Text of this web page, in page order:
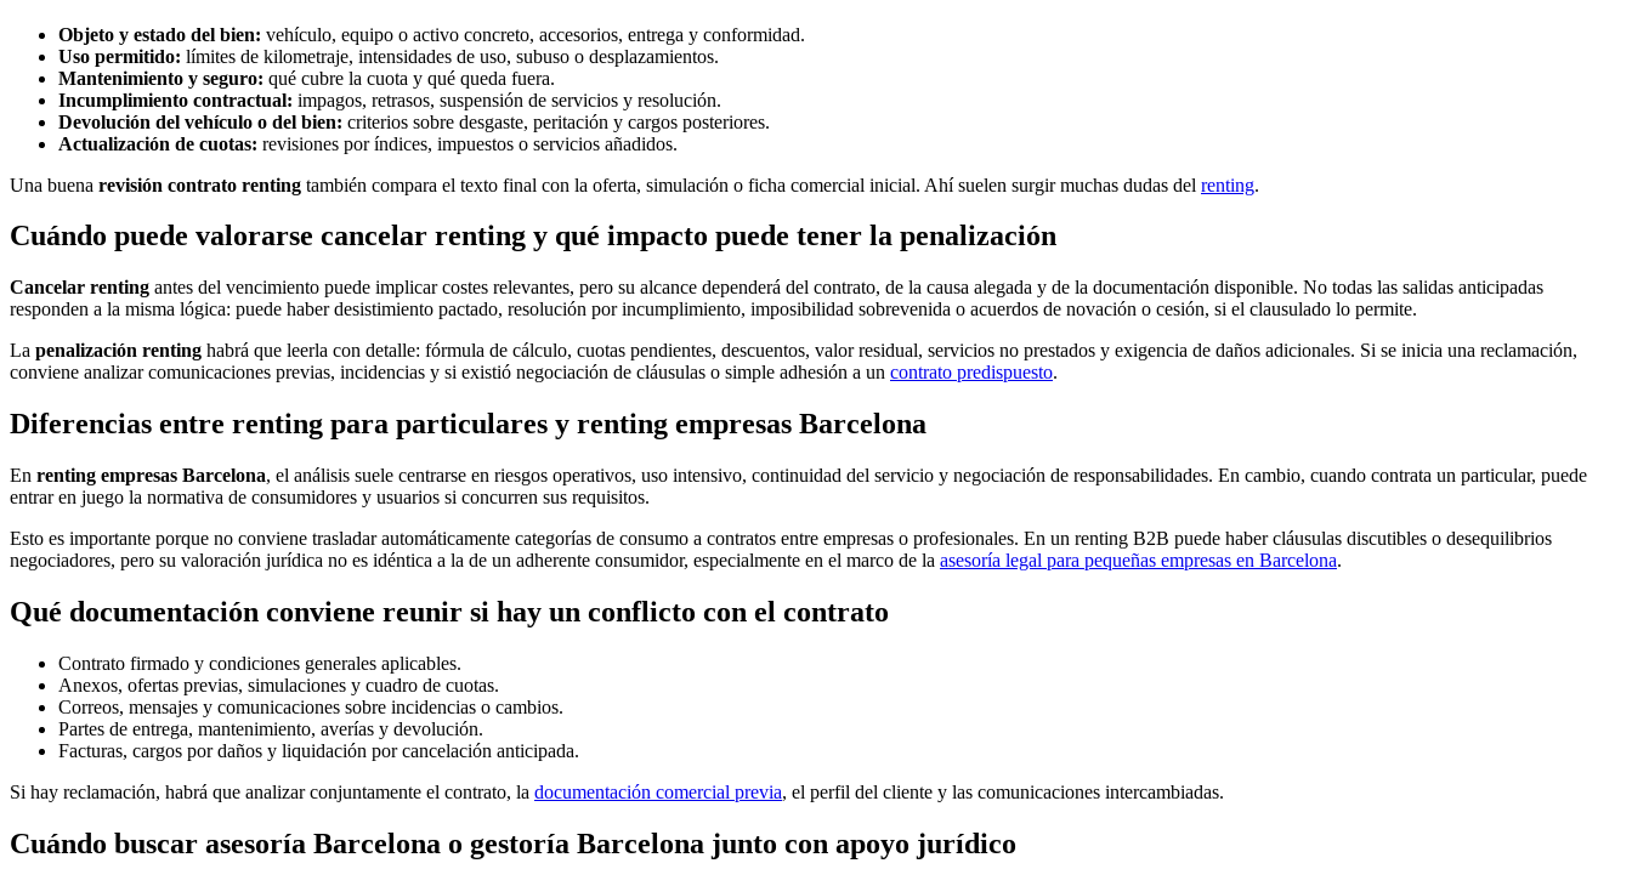
Objeto y estado del bien: vehículo, equipo o activo concreto, accesorios, entrega y conformidad.
Uso permitido: límites de kilometraje, intensidades de uso, subuso o desplazamientos.
Mantenimiento y seguro: qué cubre la cuota y qué queda fuera.
Incumplimiento contractual: impagos, retrasos, suspensión de servicios y resolución.
Devolución del vehículo o del bien: criterios sobre desgaste, peritación y cargos posteriores.
Actualización de cuotas: revisiones por índices, impuestos o servicios añadidos.
Una buena revisión contrato renting también compara el texto final con la oferta, simulación o ficha comercial inicial. Ahí suelen surgir muchas dudas del renting.
Cuándo puede valorarse cancelar renting y qué impacto puede tener la penalización
Cancelar renting antes del vencimiento puede implicar costes relevantes, pero su alcance dependerá del contrato, de la causa alegada y de la documentación disponible. No todas las salidas anticipadas
responden a la misma lógica: puede haber desistimiento pactado, resolución por incumplimiento, imposibilidad sobrevenida o acuerdos de novación o cesión, si el clausulado lo permite.
La penalización renting habrá que leerla con detalle: fórmula de cálculo, cuotas pendientes, descuentos, valor residual, servicios no prestados y exigencia de daños adicionales. Si se inicia una reclamación,
conviene analizar comunicaciones previas, incidencias y si existió negociación de cláusulas o simple adhesión a un contrato predispuesto.
Diferencias entre renting para particulares y renting empresas Barcelona
En renting empresas Barcelona, el análisis suele centrarse en riesgos operativos, uso intensivo, continuidad del servicio y negociación de responsabilidades. En cambio, cuando contrata un particular, puede
entrar en juego la normativa de consumidores y usuarios si concurren sus requisitos.
Esto es importante porque no conviene trasladar automáticamente categorías de consumo a contratos entre empresas o profesionales. En un renting B2B puede haber cláusulas discutibles o desequilibrios
negociadores, pero su valoración jurídica no es idéntica a la de un adherente consumidor, especialmente en el marco de la asesoría legal para pequeñas empresas en Barcelona.
Qué documentación conviene reunir si hay un conflicto con el contrato
Contrato firmado y condiciones generales aplicables.
Anexos, ofertas previas, simulaciones y cuadro de cuotas.
Correos, mensajes y comunicaciones sobre incidencias o cambios.
Partes de entrega, mantenimiento, averías y devolución.
Facturas, cargos por daños y liquidación por cancelación anticipada.
Si hay reclamación, habrá que analizar conjuntamente el contrato, la documentación comercial previa, el perfil del cliente y las comunicaciones intercambiadas.
Cuándo buscar asesoría Barcelona o gestoría Barcelona junto con apoyo jurídico